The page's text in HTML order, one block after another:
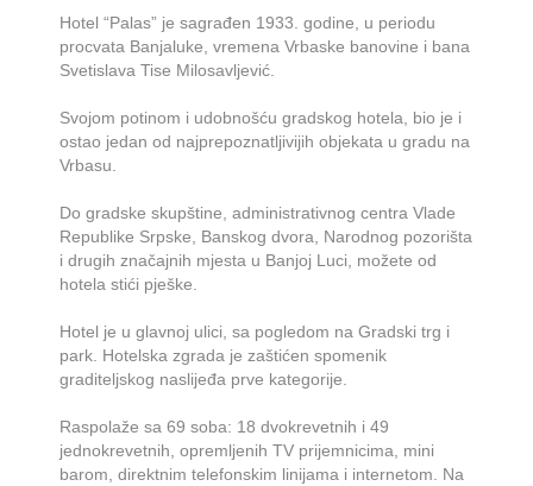
Hotel “Palas” je sagrađen 1933. godine, u periodu
procvata Banjaluke, vremena Vrbaske banovine i bana
Svetislava Tise Milosavljević.
Svojom potinom i udobnošću gradskog hotela, bio je i
ostao jedan od najprepoznatljivijih objekata u gradu na
Vrbasu.
Do gradske skupštine, administrativnog centra Vlade
Republike Srpske, Banskog dvora, Narodnog pozorišta
i drugih značajnih mjesta u Banjoj Luci, možete od
hotela stići pješke.
Hotel je u glavnoj ulici, sa pogledom na Gradski trg i
park. Hotelska zgrada je zaštićen spomenik
graditeljskog naslijeđa prve kategorije.
Raspolaže sa 69 soba: 18 dvokrevetnih i 49
jednokrevetnih, opremljenih TV prijemnicima, mini
barom, direktnim telefonskim linijama i internetom. Na